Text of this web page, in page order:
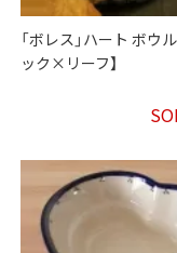
「ボレス」ハート ボウ
ック×リーフ】